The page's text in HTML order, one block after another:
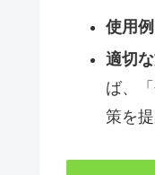
使用
適切
ば、
策を